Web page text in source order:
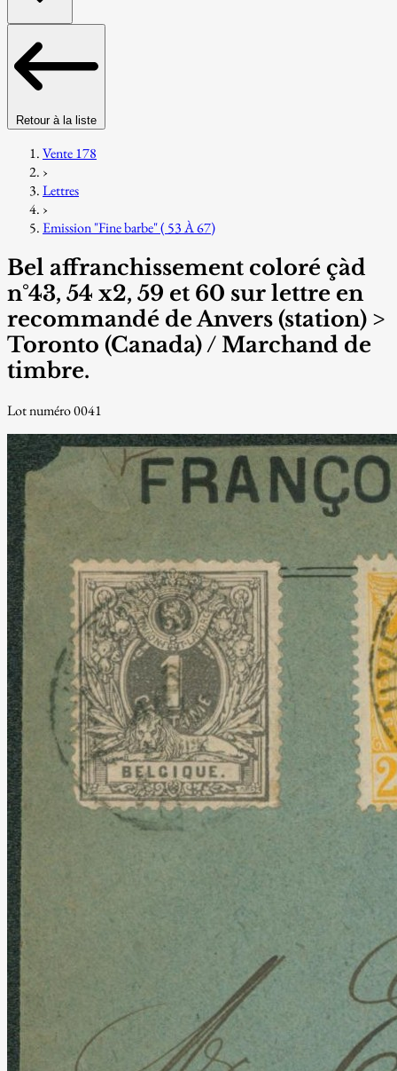
Retour à la liste
Vente 178
›
Lettres
›
Emission "Fine barbe" ( 53 À 67)
Bel affranchissement coloré çàd
n°43, 54 x2, 59 et 60 sur lettre en
recommandé de Anvers (station) >
Toronto (Canada) / Marchand de
timbre.
Lot numéro 0041